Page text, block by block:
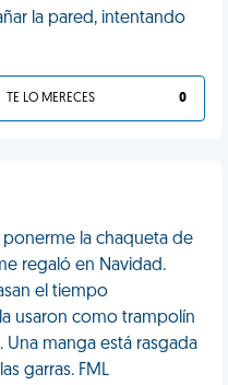
la pared, intentando
TE LO MERECES 0
la chaqueta de
regaló en Navidad.
el tiempo
usaron como trampolín
Una manga está rasgada
garras. FML